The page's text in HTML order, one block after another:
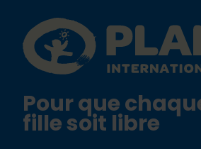
Plan International logo
Pour que
fille soit libre